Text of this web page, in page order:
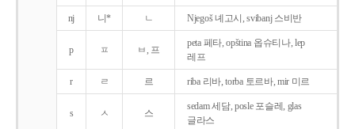
nj 니* ㄴ Njegoš 녜고시, svibanj 스비반
p ㅍ ㅂ, 프
peta 페타, opština 옵슈티나, lep
레프
r ㄹ 르 riba 리바, torba 토르바, mir 미르
s ㅅ 스
sedam 세담, posle 포슬레, glas
글라스